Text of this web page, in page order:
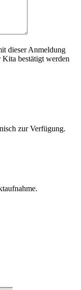
dieser Anmeldung
bestätigt werden
zur Verfügung.